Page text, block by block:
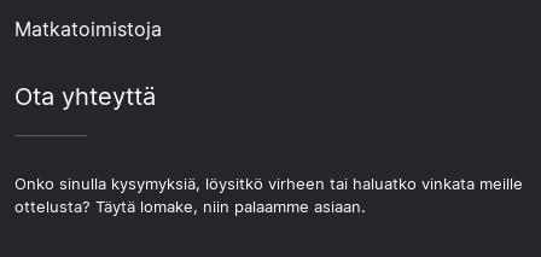
Matkatoimistoja
Ota yhteyttä
Onko sinulla kysymyksiä, löysitkö virheen tai haluatko vinkata meille
ottelusta? Täytä lomake, niin palaamme asiaan.